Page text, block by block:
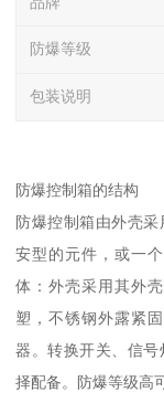
防爆等级
包装说明
防爆控制箱的结构
防爆控制箱由外壳
安型的元件，或一
体：外壳采用其外
塑，不锈钢外露紧
器。转换开关、信
择配备。防爆等级高